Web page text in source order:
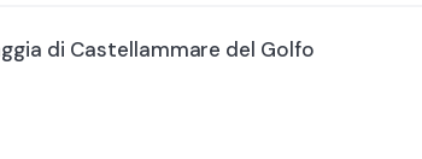
di Castellammare del Golfo